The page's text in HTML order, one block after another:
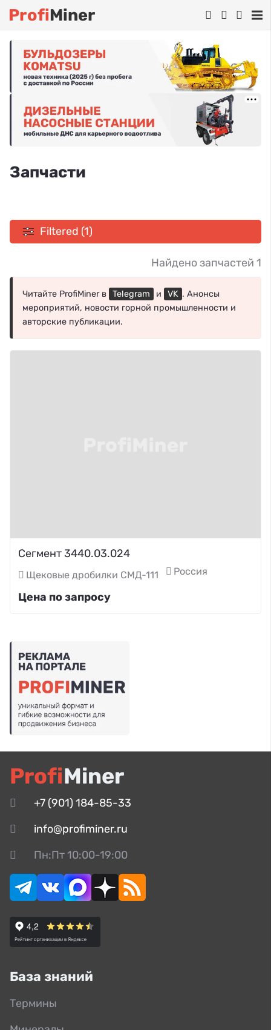
ProfiMiner
Запчасти
Filtered (1)
Найдено запчастей 1
Читайте ProfiMiner в Telegram и VK . Анонсы
мероприятий, новости горной промышленности и
авторские публикации.
Сегмент 3440.03.024
Щековые дробилки СМД-111 Россия
Цена по запросу
ProfiMiner
+7 (901) 184-85-33
info@profiminer.ru
Пн:Пт 10:00-19:00
База знаний
Термины